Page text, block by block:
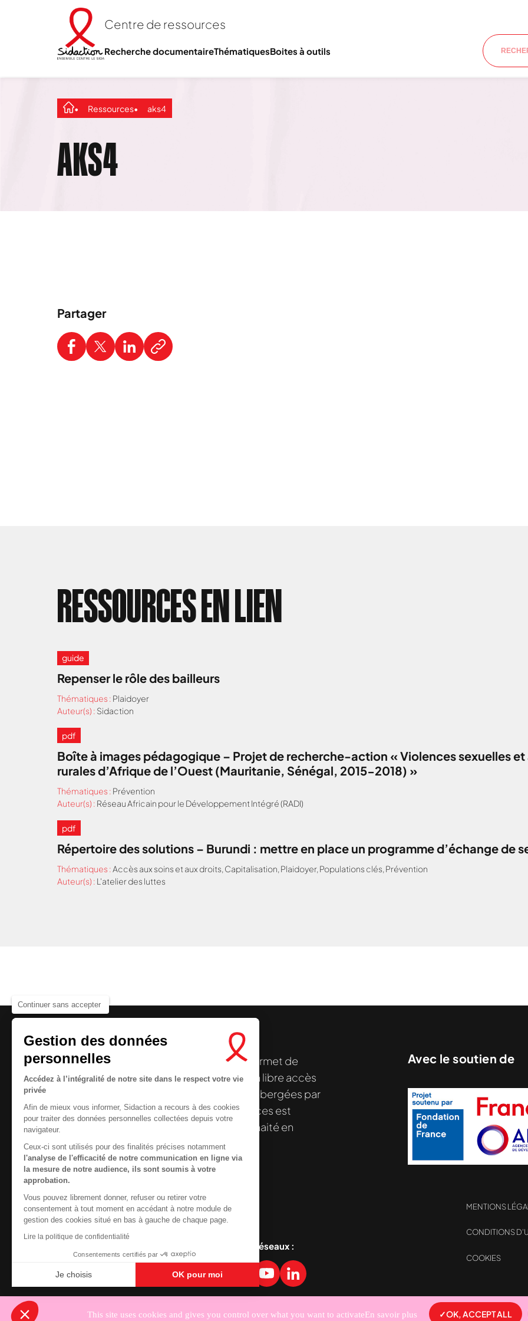
Continuer sans accepter
Gestion des données
personnelles
Accédez à l’intégralité de notre site dans le respect votre vie
privée
Afin de mieux vous informer, Sidaction a recours à des cookies
pour traiter des données personnelles collectées depuis votre
navigateur.
Ceux-ci sont utilisés pour des finalités précises notamment
l'analyse de l'efficacité de notre communication en ligne via
la mesure de notre audience, ils sont soumis à votre
approbation.
Vous pouvez librement donner, refuser ou retirer votre
consentement à tout moment en accédant à notre module de
gestion des cookies situé en bas à gauche de chaque page.
Lire la politique de confidentialité
Consentements certifiés par
Je choisis OK pour moi
Plateforme de Gestion du Consentement : Personnalisez vos Options
Notre plateforme vous permet d'adapter et de gérer vos paramètres de confidentialité, en garantissant la
Centre de ressources
Recherche documentaireThématiquesBoites à outils
Ressources aks4
AKS4
Partager
RESSOURCES EN LIEN
guide
Repenser le rôle des bailleurs
Thématiques : Plaidoyer
Auteur(s) : Sidaction
pdf
Boîte à images pédagogique – Projet de recherche-action « Violences sexuelles
rurales d’Afrique de l’Ouest (Mauritanie, Sénégal, 2015-2018) »
Thématiques : Prévention
Auteur(s) : Réseau Africain pour le Développement Intégré (RADI)
pdf
Répertoire des solutions – Burundi : mettre en place un programme d’échange de
Thématiques :Accès aux soins et aux droits, Capitalisation, Plaidoyer, Populations clés, Prévention
Auteur(s) : L'atelier des luttes
Le centre de ressources de Sidactionpermet de
disposer de ressources francophones en libre accès
. À l’origine, hébergées par
la Plateforme ELSA, le Centre de ressources est
désormais gérée par Sidaction qui a souhaité en
reprendre le pilotage.
Avec le soutien de
Contactez-nous
Newsletter
Nous suivre sur les réseaux :
MENTIONS
CONDITIONS
COOKIES
This site uses cookies and gives you control over what you want to activateEn savoir plus OK, ACCEPT ALL